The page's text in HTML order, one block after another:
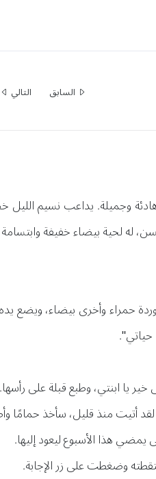
السابق التالي
وجميلة. يداعب نسيم الليل
له لحية بيضاء خفيفة
حمراء وأخرى بيضاء، ويضع
يا ابنتي، وطبع قبلة على رأسها.
أتيت منذ قليل، سأخذ
هذا الأسبوع ليعود إليها.
وضغطت على زر الإجابة.